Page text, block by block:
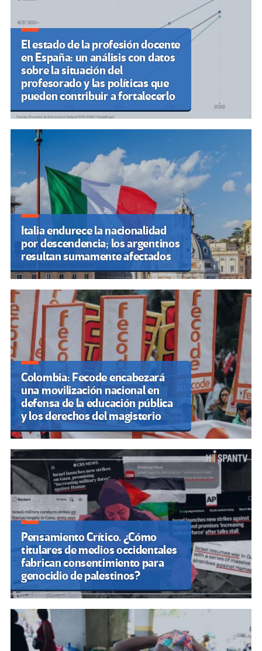
El estado de la profesión docente
en España: un análisis con datos
sobre la situación del
profesorado y las políticas que
pueden contribuir a fortalecerlo
Italia endurece la nacionalidad
por descendencia; los argentinos
resultan sumamente afectados
Colombia: Fecode encabezará
una movilización nacional en
defensa de la educación pública
y los derechos del magisterio
Pensamiento Crítico. ¿Cómo
titulares de medios occidentales
fabrican consentimiento para
genocidio de palestinos?